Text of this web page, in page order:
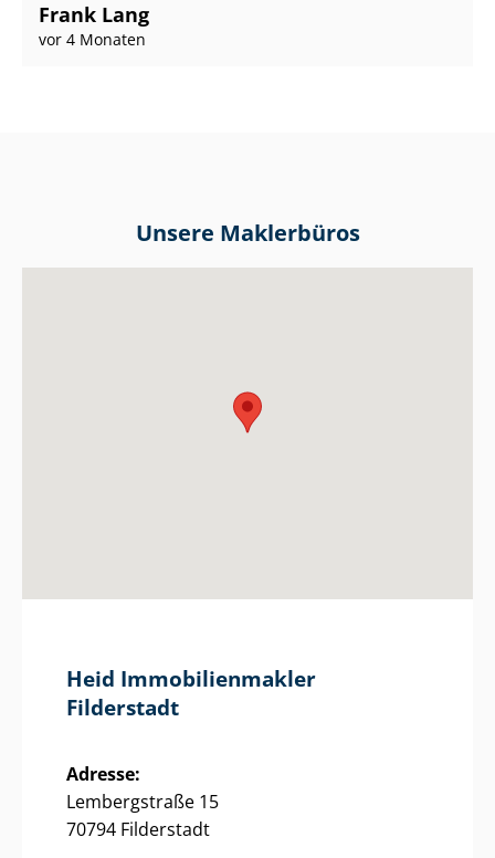
Frank Lang
vor 4 Monaten
Unsere Maklerbüros
Heid Im­mo­bi­li­en­mak­ler
Filderstadt
Adresse:
Lembergstraße 15
70794 Filderstadt